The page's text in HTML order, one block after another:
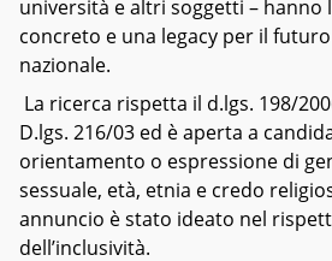
università e altri soggetti –
concreto e una legacy per il
nazionale.
La ricerca rispetta il d.lgs. 198/
D.lgs. 216/03 ed è aperta a
orientamento o espressione di
sessuale, età, etnia e credo
annuncio è stato ideato nel
dell’inclusività.